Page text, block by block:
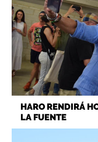
HARO RENDIRÁ
LA FUENTE